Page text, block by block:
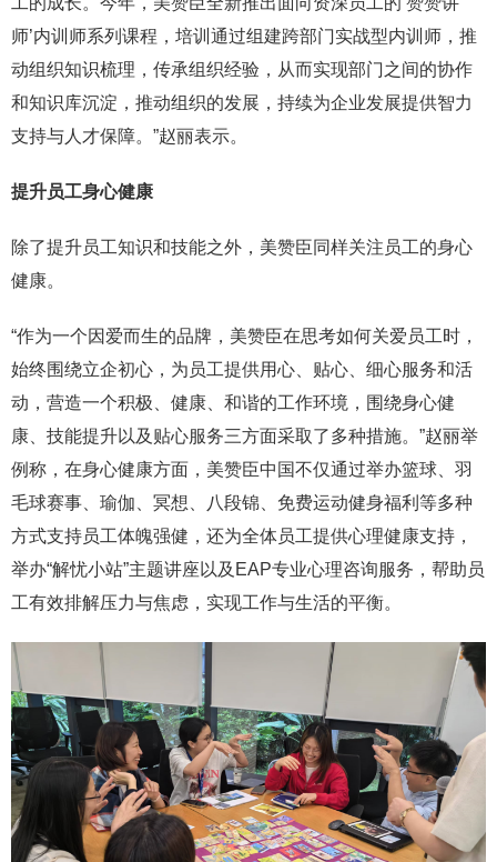
师’内训师系列课程，培训通过组建跨部门实战型内训师，推
动组织知识梳理，传承组织经验，从而实现部门之间的协作
和知识库沉淀，推动组织的发展，持续为企业发展提供智力
支持与人才保障。”赵丽表示。
提升员工身心健康
除了提升员工知识和技能之外，美赞臣同样关注员工的身心
健康。
“作为一个因爱而生的品牌，美赞臣在思考如何关爱员工时，
始终围绕立企初心，为员工提供用心、贴心、细心服务和活
动，营造一个积极、健康、和谐的工作环境，围绕身心健
康、技能提升以及贴心服务三方面采取了多种措施。”赵丽举
例称，在身心健康方面，美赞臣中国不仅通过举办篮球、羽
毛球赛事、瑜伽、冥想、八段锦、免费运动健身福利等多种
方式支持员工体魄强健，还为全体员工提供心理健康支持，
举办“解忧小站”主题讲座以及EAP专业心理咨询服务，帮助员
工有效排解压力与焦虑，实现工作与生活的平衡。